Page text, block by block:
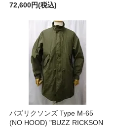
72,600円(税込)
バズリクソンズ Type M-65
(NO HOOD) "BUZZ RICKSON